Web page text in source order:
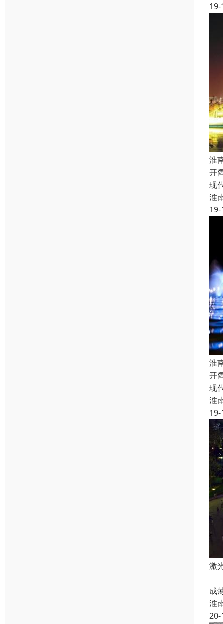
19-
淮
开
现
淮
19-
淮
开
现
淮
19-
激
成
淮
20-